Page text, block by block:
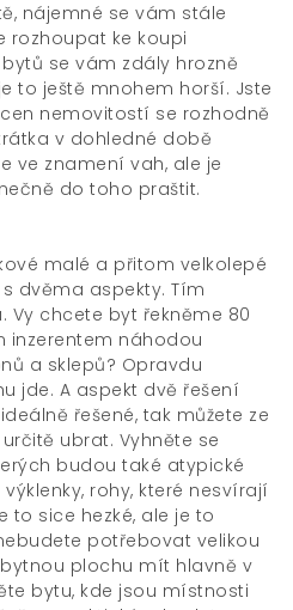
nájemné se vám stále
rozhoupat ke koupi
se vám zdály hrozně
to ještě mnohem horší. Jste
nemovitostí se rozhodně
v dohledné době
ve znamení vah, ale je
do toho praštit.
malé a přitom velkolepé
dvěma aspekty. Tím
chcete byt řekněme 80
inzerentem náhodou
a sklepů? Opravdu
jde. A aspekt dvě řešení
řešené, tak můžete ze
ubrat. Vyhněte se
budou také atypické
rohy, které nesvírají
to sice hezké, ale je to
potřebovat velikou
plochu mít hlavně v
bytu, kde jsou místnosti